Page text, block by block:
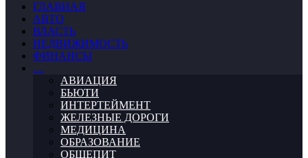
ГЛАВНАЯ
АВТО
ВЛАСТЬ
НЕДВИЖИМОСТЬ
ФИНАНСЫ
…
АВИАЦИЯ
БЬЮТИ
ИНТЕРТЕЙМЕНТ
ЖЕЛЕЗНЫЕ ДОРОГИ
МЕДИЦИНА
ОБРАЗОВАНИЕ
ОБЩЕПИТ